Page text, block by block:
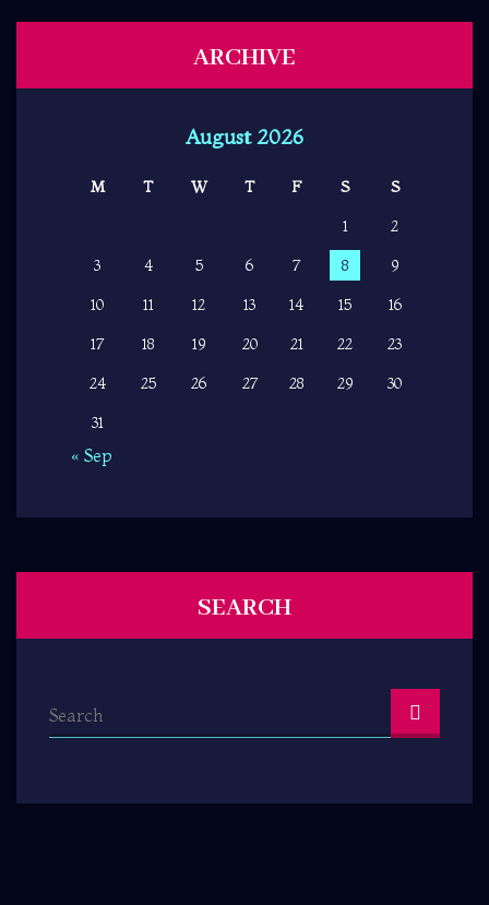
ARCHIVE
August 2026
M T W T F S
S
1
2
3
4 5 6 7 8
9
10
11 12 13 14 15
16
17
18 19 20 21 22
23
24
25 26 27 28 29
30
31
« Sep
SEARCH